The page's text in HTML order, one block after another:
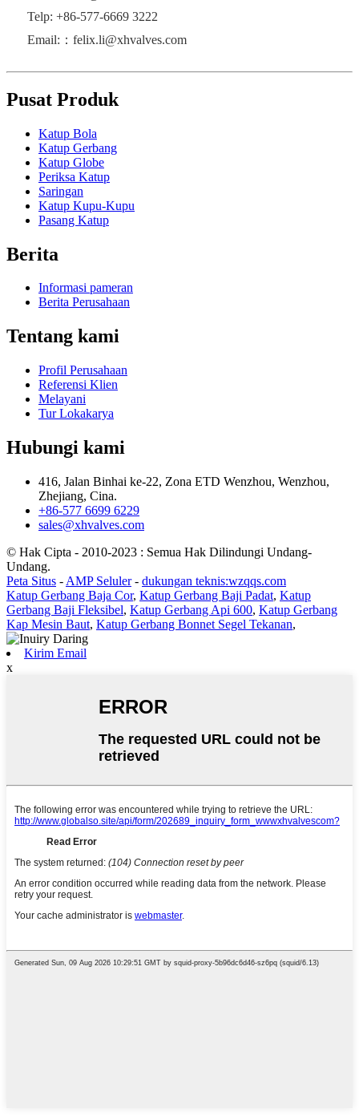
Telp: +86-577-6669 3222
Email:：felix.li@xhvalves.com
Pusat Produk
Katup Bola
Katup Gerbang
Katup Globe
Periksa Katup
Saringan
Katup Kupu-Kupu
Pasang Katup
Berita
Informasi pameran
Berita Perusahaan
Tentang kami
Profil Perusahaan
Referensi Klien
Melayani
Tur Lokakarya
Hubungi kami
416, Jalan Binhai ke-22, Zona ETD Wenzhou, Wenzhou,
Zhejiang, Cina.
+86-577 6699 6229
sales@xhvalves.com
© Hak Cipta - 2010-2023 : Semua Hak Dilindungi Undang-
Undang.
Peta Situs - AMP Seluler- dukungan teknis:wzqqs.com
Katup Gerbang Baja Cor, Katup Gerbang Baji Padat, Katup
Gerbang Baji Fleksibel, Katup Gerbang Api 600, Katup Gerbang
Kap Mesin Baut, Katup Gerbang Bonnet Segel Tekanan,
Kirim Email
x